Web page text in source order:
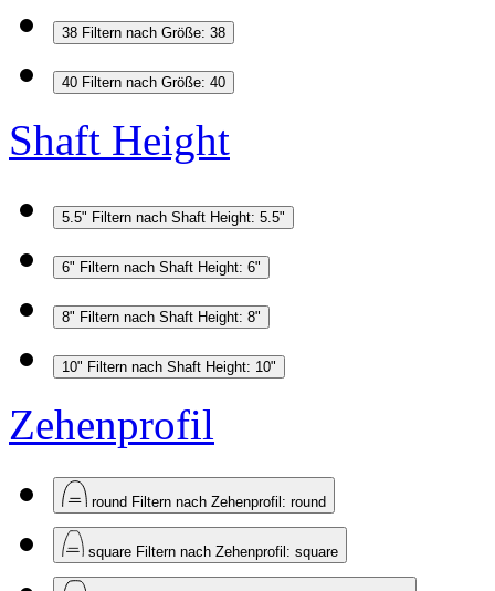
38 Filtern nach Größe: 38
40 Filtern nach Größe: 40
Shaft Height
5.5" Filtern nach Shaft Height: 5.5"
6" Filtern nach Shaft Height: 6"
8" Filtern nach Shaft Height: 8"
10" Filtern nach Shaft Height: 10"
Zehenprofil
round Filtern nach Zehenprofil: round
square Filtern nach Zehenprofil: square